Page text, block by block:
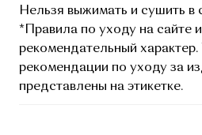
Нельзя выжимать и сушить в
*Правила по уходу на сайте
рекомендательный
рекомендации по уходу за
представлены на этикетке.